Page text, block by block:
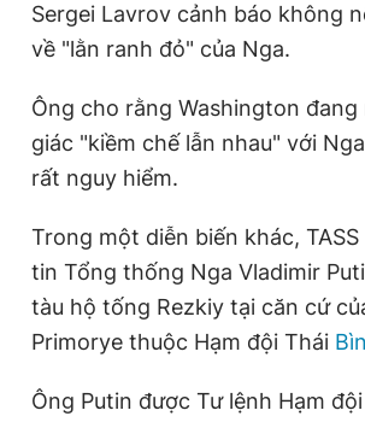
Sergei Lavrov cảnh báo không
về "lằn ranh đỏ" của Nga.
Ông cho rằng Washington đang
giác "kiềm chế lẫn nhau" với
rất nguy hiểm.
Trong một diễn biến khác,
tin Tổng thống Nga Vladimir
tàu hộ tống Rezkiy tại căn cứ
Primorye thuộc Hạm đội Thái
Ông Putin được Tư lệnh Hạm đội